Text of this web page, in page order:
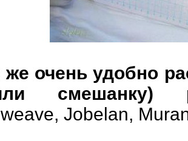
же очень удобно
смешанку)
Jobelan,